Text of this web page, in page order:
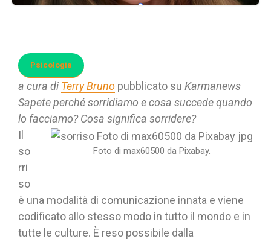
Psicologia
a cura di Terry Bruno pubblicato su Karmanews
Sapete perché sorridiamo e cosa succede quando
lo facciamo? Cosa significa sorridere?
Foto di max60500 da Pixabay.
Il
so
rri
so
è una modalità di comunicazione innata e viene
codificato allo stesso modo in tutto il mondo e in
tutte le culture. È reso possibile dalla